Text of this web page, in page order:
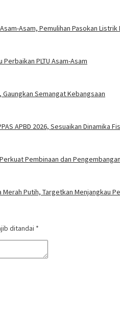
Asam, Pemulihan Pasokan
PLTU Asam-Asam
Semangat Kebangsaan
APBD 2026, Sesuaikan Dinamika
Pembinaan dan
Putih, Targetkan Menjangkau
ditandai *